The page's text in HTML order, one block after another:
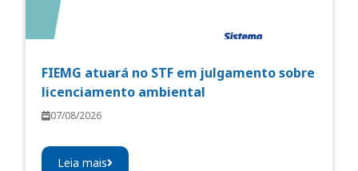
FIEMG atuará no STF em julgamento sobre
licenciamento ambiental
07/08/2026
Leia mais